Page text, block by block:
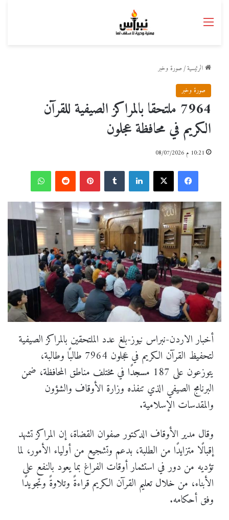
القائمة
الرئيسية/صورة وخبر
صورة وخبر
7964 ملتحقا بالمراكز الصيفية للقرآن
الكريم في محافظة عجلون
10:21 م 08/07/2026
فيسبوك ‫X لينكدإن بينتيريست واتساب
أخبار الاردن-نبراس نيوز-بلغ عدد الملتحقين بالمراكز الصيفية
لتحفيظ القرآن الكريم في عجلون 7964 طالبًا وطالبة،
يتوزعون على 187 مسجدًا في مختلف مناطق المحافظة، ضمن
البرنامج الصيفي الذي تنفذه وزارة الأوقاف والشؤون
والمقدسات الإسلامية.
وقال مدير الأوقاف الدكتور صفوان القضاة، إن المراكز تشهد
إقبالًا متزايدًا من الطلبة، بدعم وتشجيع من أولياء الأمور، لما
تؤديه من دور في استثمار أوقات الفراغ بما يعود بالنفع على
الأبناء، من خلال تعليم القرآن الكريم قراءةً وتلاوةً وتجويدًا
وفق أحكامه.